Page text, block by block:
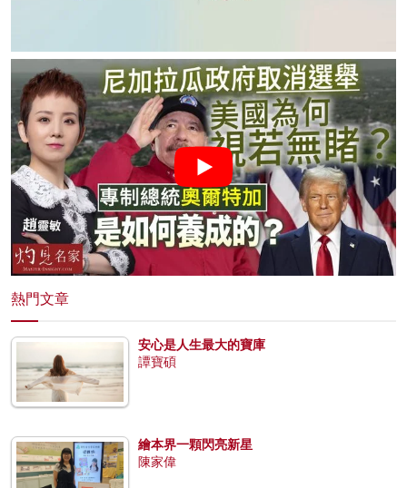
熱門文章
安心是人生最大的寶庫
譚寶碩
繪本界一顆閃亮新星
陳家偉